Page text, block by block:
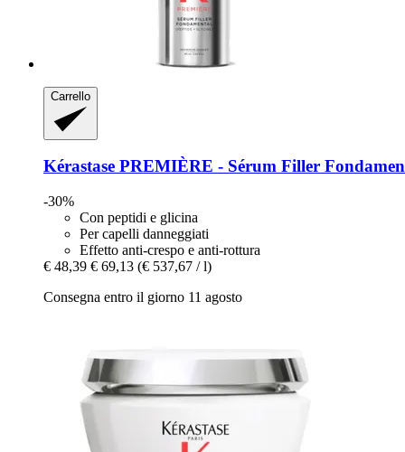
Carrello
Kérastase PREMIÈRE -​ Sérum Filler
-30%
Con peptidi e glicina
Per capelli danneggiati
Effetto anti-crespo e anti-rottura
€ 48,39 € 69,13 (€ 537,67 / l)
Consegna entro il giorno 11 agosto